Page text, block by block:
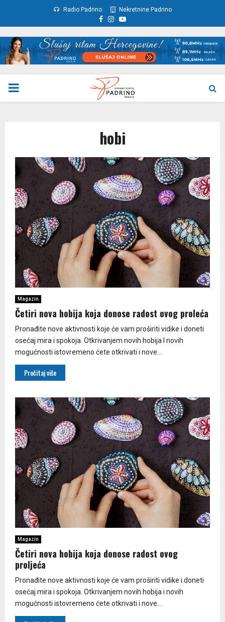
Radio Padrino Nekretnine Padrino
Facebook
Instagram
Youtube
PRIMARY
hobi
Magazin
Četiri nova hobija koja donose radost ovog proleća
Pronađite nove aktivnosti koje će vam proširiti vidike i doneti
osećaj mira i spokoja. Otkrivanjem novih hobija I novih
mogućnosti istovremeno ćete otkrivati i nove...
Pročitaj više
Magazin
Četiri nova hobija koja donose radost ovog
proljeća
Pronađite nove aktivnosti koje će vam proširiti vidike i doneti
osećaj mira i spokoja. Otkrivanjem novih hobija i novih
mogućnosti istovremeno ćete otkrivati i nove...